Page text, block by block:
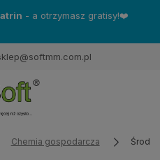
- a otrzymasz gratisy!❤️
Chemia gospodarcza Środki